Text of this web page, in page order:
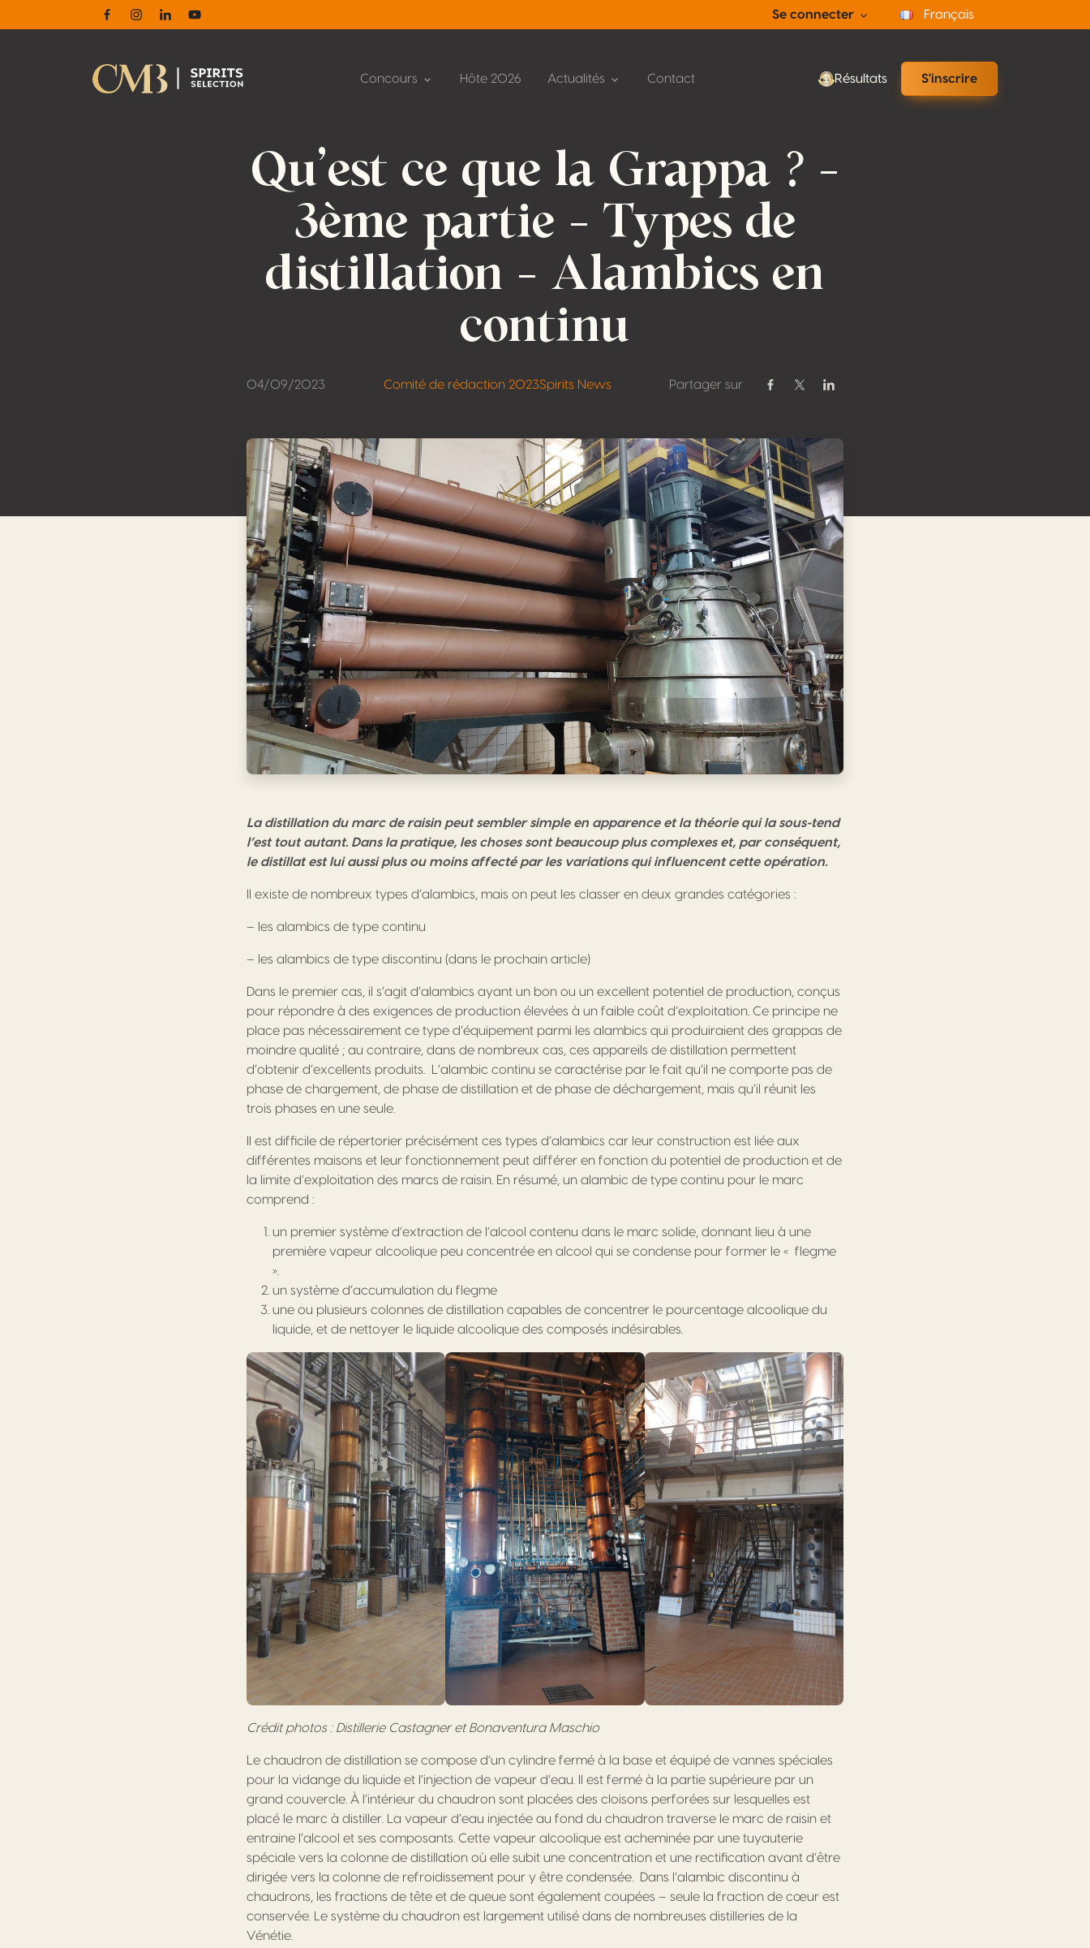
FacebookInstagram
LinkedinYoutube
Se connecter Français
Concours Hôte 2026 Actualités Contact Résultats S'inscrire
Qu’est ce que la Grappa ? –
3ème partie – Types de
distillation – Alambics en
continu
04/09/2023 Comité de rédaction 2023Spirits News Partager sur
Partager sur Facebook
Partager sur Twitter / X
Partager sur Linkedin
La distillation du marc de raisin peut sembler simple en apparence et la théorie qui la sous-tend
l’est tout autant. Dans la pratique, les choses sont beaucoup plus complexes et, par conséquent,
le distillat est lui aussi plus ou moins affecté par les variations qui influencent cette opération.
Il existe de nombreux types d’alambics, mais on peut les classer en deux grandes catégories :
– les alambics de type continu
– les alambics de type discontinu (dans le prochain article)
Dans le premier cas, il s’agit d’alambics ayant un bon ou un excellent potentiel de production, conçus
pour répondre à des exigences de production élevées à un faible coût d’exploitation. Ce principe ne
place pas nécessairement ce type d’équipement parmi les alambics qui produiraient des grappas de
moindre qualité ; au contraire, dans de nombreux cas, ces appareils de distillation permettent
d’obtenir d’excellents produits. L’alambic continu se caractérise par le fait qu’il ne comporte pas de
phase de chargement, de phase de distillation et de phase de déchargement, mais qu’il réunit les
trois phases en une seule.
Il est difficile de répertorier précisément ces types d’alambics car leur construction est liée aux
différentes maisons et leur fonctionnement peut différer en fonction du potentiel de production et de
la limite d’exploitation des marcs de raisin. En résumé, un alambic de type continu pour le marc
comprend :
un premier système d’extraction de l’alcool contenu dans le marc solide, donnant lieu à une
première vapeur alcoolique peu concentrée en alcool qui se condense pour former le « flegme
».
un système d’accumulation du flegme
une ou plusieurs colonnes de distillation capables de concentrer le pourcentage alcoolique du
liquide, et de nettoyer le liquide alcoolique des composés indésirables.
Crédit photos : Distillerie Castagner et Bonaventura Maschio
Le chaudron de distillation se compose d’un cylindre fermé à la base et équipé de vannes spéciales
pour la vidange du liquide et l’injection de vapeur d’eau. Il est fermé à la partie supérieure par un
grand couvercle. À l’intérieur du chaudron sont placées des cloisons perforées sur lesquelles est
placé le marc à distiller. La vapeur d’eau injectée au fond du chaudron traverse le marc de raisin et
entraine l’alcool et ses composants. Cette vapeur alcoolique est acheminée par une tuyauterie
spéciale vers la colonne de distillation où elle subit une concentration et une rectification avant d’être
dirigée vers la colonne de refroidissement pour y être condensée. Dans l’alambic discontinu à
chaudrons, les fractions de tête et de queue sont également coupées – seule la fraction de cœur est
conservée. Le système du chaudron est largement utilisé dans de nombreuses distilleries de la
Vénétie.